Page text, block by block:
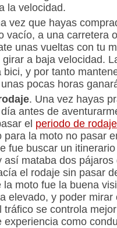
la velocidad.
vez que hayas
vacío, a una carretera
unas vueltas con tu
a baja velocidad.
bici, y por tanto
pocas horas
. Una vez hayas
antes de
el periodo de rodaje
para la moto no pasar
fue buscar un
así mataba dos
el rodaje sin pasar
la moto fue la buena
elevado, y poder
tráfico se controla
experiencia como